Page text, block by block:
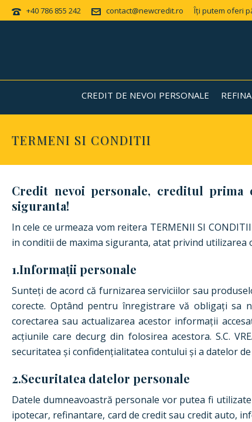
+40 786 855 242 contact@newcredit.ro Îți putem oferi
CREDIT DE NEVOI PERSONALE
TERMENI SI CONDITII
Credit nevoi personale, creditul
siguranta!
In cele ce urmeaza vom reitera TERMENII SI
in conditii de maxima siguranta, atat privind
1.Informații personale
Sunteți de acord că furnizarea serviciilor sau
corecte. Optând pentru înregistrare vă obligați sa
corectarea sau actualizarea acestor informații
acțiunile care decurg din folosirea acestora. S.C.
securitatea și confidențialitatea contului și a datelor de
2.Securitatea datelor personale
Datele dumneavoastră personale vor putea fi
ipotecar, refinantare, card de credit sau credit auto,